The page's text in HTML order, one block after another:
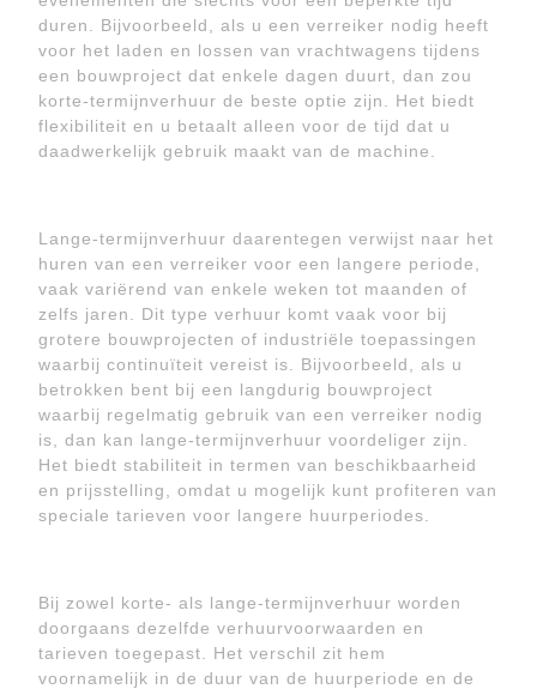
duren. Bijvoorbeeld, als u een verreiker nodig heeft
voor het laden en lossen van vrachtwagens tijdens
een bouwproject dat enkele dagen duurt, dan zou
korte-termijnverhuur de beste optie zijn. Het biedt
flexibiliteit en u betaalt alleen voor de tijd dat u
daadwerkelijk gebruik maakt van de machine.
Lange-termijnverhuur daarentegen verwijst naar het
huren van een verreiker voor een langere periode,
vaak variërend van enkele weken tot maanden of
zelfs jaren. Dit type verhuur komt vaak voor bij
grotere bouwprojecten of industriële toepassingen
waarbij continuïteit vereist is. Bijvoorbeeld, als u
betrokken bent bij een langdurig bouwproject
waarbij regelmatig gebruik van een verreiker nodig
is, dan kan lange-termijnverhuur voordeliger zijn.
Het biedt stabiliteit in termen van beschikbaarheid
en prijsstelling, omdat u mogelijk kunt profiteren van
speciale tarieven voor langere huurperiodes.
Bij zowel korte- als lange-termijnverhuur worden
doorgaans dezelfde verhuurvoorwaarden en
tarieven toegepast. Het verschil zit hem
voornamelijk in de duur van de huurperiode en de